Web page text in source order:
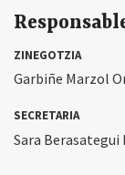
ZINEGOTZIA
Garbiñe Marzol
SECRETARIA
Sara Berasategui